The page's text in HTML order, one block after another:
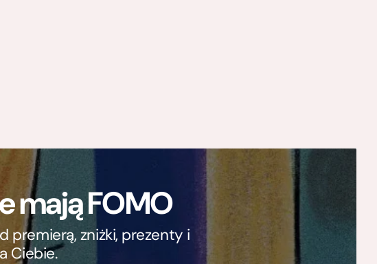
mają FOMO
premierą, zniżki, prezenty i
Ciebie.